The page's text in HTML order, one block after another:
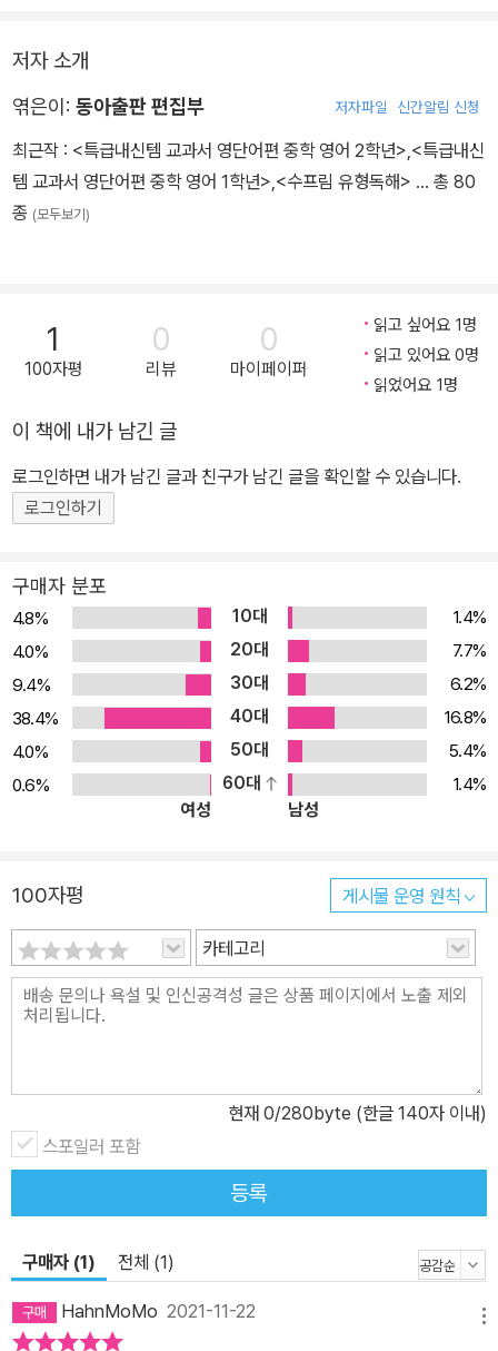
저자 소개
엮은이: 동아출판 편집부 저자파일 신간알림 신청
최근작 : <특급내신템 교과서 영단어편 중학 영어 2학년>,<특급내신
템 교과서 영단어편 중학 영어 1학년>,<수프림 유형독해> … 총 80
종 (모두보기)
1
100자평
0
리뷰
0
마이페이퍼
읽고 싶어요 1명
읽고 있어요 0명
읽었어요 1명
이 책에 내가 남긴 글
로그인하면 내가 남긴 글과 친구가 남긴 글을 확인할 수 있습니다.
로그인하기
구매자 분포
4.8% 10대
1.4%
4.0%
20대
7.7%
9.4%
30대
6.2%
38.4%
40대
16.8%
4.0%
50대
5.4%
0.6%
60대
1.4%
여성
남성
100자평 게시물 운영 원칙
카테고리
현재 0/280byte (한글 140자 이내)
스포일러 포함
등록
구매자 (1) 전체 (1)
HahnMoMo 2021-11-22